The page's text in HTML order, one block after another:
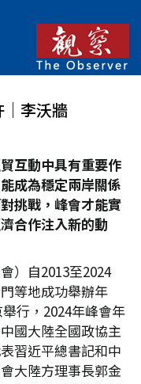
│李沃牆
互動中具有重要作
成為穩定兩岸關係
挑戰，峰會才能實
合作注入新的動
）自2013至2024
等地成功舉辦年
行，2024年峰會年
國大陸全國政協主
習近平總書記和中
大陸方理事長郭金